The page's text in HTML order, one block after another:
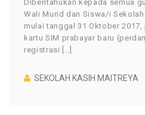
Diberitahukan kepada semua
Wali Murid dan Siswa/i
mulai tanggal 31 Oktober
kartu SIM prabayar baru
registrasi […]
SEKOLAH KASIH MAITREYA